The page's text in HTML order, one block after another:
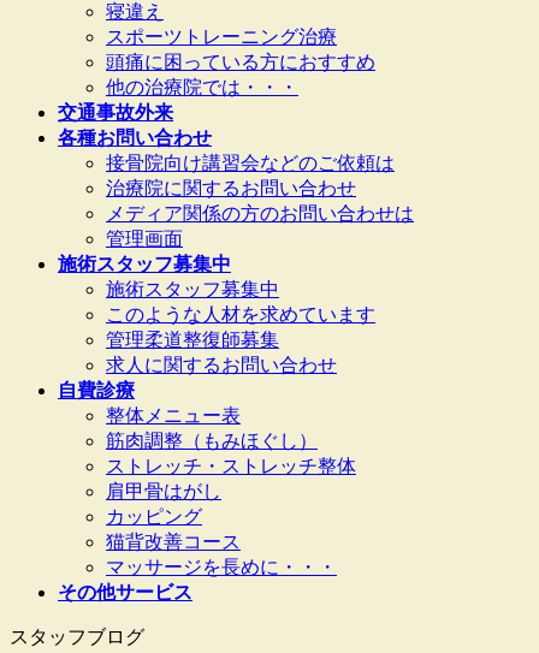
寝違え
スポーツトレーニング治療
頭痛に困っている方におすすめ
他の治療院では・・・
交通事故外来
各種お問い合わせ
接骨院向け講習会などのご依頼は
治療院に関するお問い合わせ
メディア関係の方のお問い合わせは
管理画面
施術スタッフ募集中
施術スタッフ募集中
このような人材を求めています
管理柔道整復師募集
求人に関するお問い合わせ
自費診療
整体メニュー表
筋肉調整（もみほぐし）
ストレッチ・ストレッチ整体
肩甲骨はがし
カッピング
猫背改善コース
マッサージを長めに・・・
その他サービス
スタッフブログ